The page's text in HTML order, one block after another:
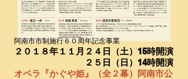
阿南市市制施行６０周年記念事業
２０１８年１１月２４日（土）15時開演
２５日（日）14時開演
オペラ『かぐや姫』（全２幕）阿南市公